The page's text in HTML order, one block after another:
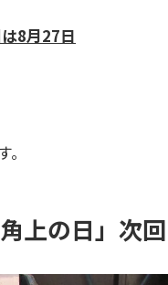
8月27日
上の日」次